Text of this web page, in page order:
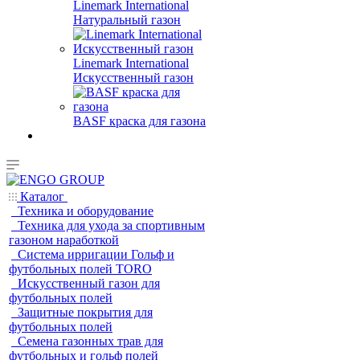
Linemark International
Натуральный газон
Linemark International
Искусственный газон
BASF краска для газона
Каталог
Техника и оборудование
Техника для ухода за спортивным
газоном наработкой
Система ирригации Гольф и
футбольных полей TORO
Искусственный газон для
футбольных полей
Защитные покрытия для
футбольных полей
Семена газонных трав для
футбольных и гольф полей